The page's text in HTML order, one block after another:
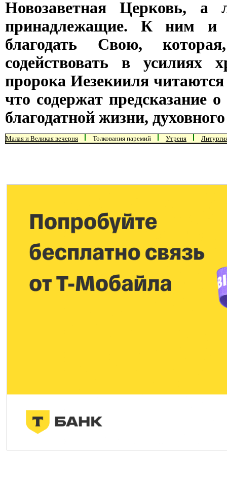
Новозаветная Церковь,
принадлежащие. К ним и
благодать Свою,
содействовать в усилиях
пророка Иезекииля
что содержат предсказание
благодатной жизни,
Малая и Великая вечерня Толкования паремий Утреня